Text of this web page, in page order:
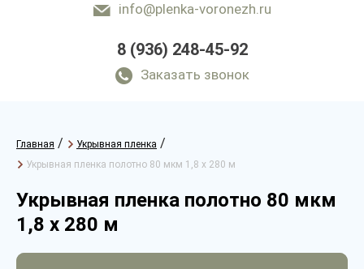
info@plenka-voronezh.ru
8 (936) 248-45-92
Заказать звонок
Главная / Укрывная пленка /
Укрывная пленка полотно 80 мкм 1,8 х 280 м
Укрывная пленка полотно 80 мкм
1,8 х 280 м